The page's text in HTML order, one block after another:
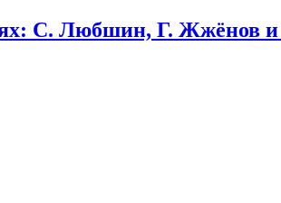
С. Любшин, Г. Жжёнов и